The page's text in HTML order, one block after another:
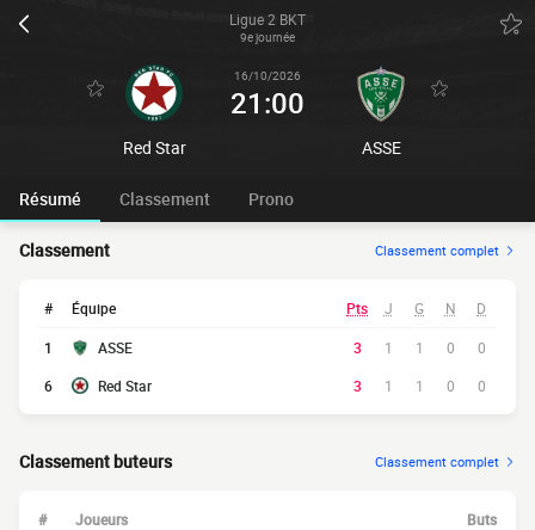
Ligue 2 BKT
9e journée
Red Star
16/10/2026
21:00
ASSE
Résumé Classement Prono
Classement Classement complet
# Équipe Pts J G N D
1 ASSE 3 1 1 0
0
6
Red Star 3 1 1 0 0
Classement buteurs Classement complet
# Joueurs Buts